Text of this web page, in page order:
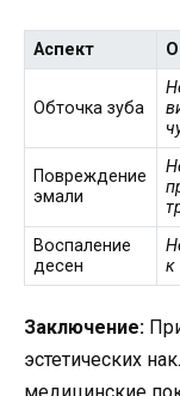
Аспект
Обточка зуба
Повреждение
эмали
Воспаление
десен
к
Заключение:
эстетических